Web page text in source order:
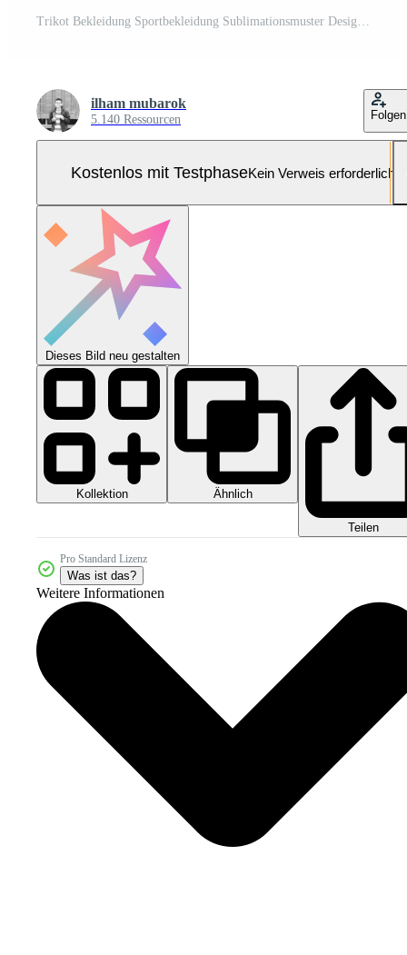
Trikot Bekleidung Sportbekleidung Sublimationsmuster Design 219 für Fußball Fußball E-Sport Basketball Volleyball Badminton Futsal T-Shirt Pro-Vektor und Pro-SVG
ilham mubarok
5.140 Ressourcen Folgen
Kostenlos mit TestphaseKein Verweis erforderlich
Dieses Bild neu gestalten
Kollektion Ähnlich
Teilen
Pro Standard Lizenz
Was ist das?
Weitere Informationen